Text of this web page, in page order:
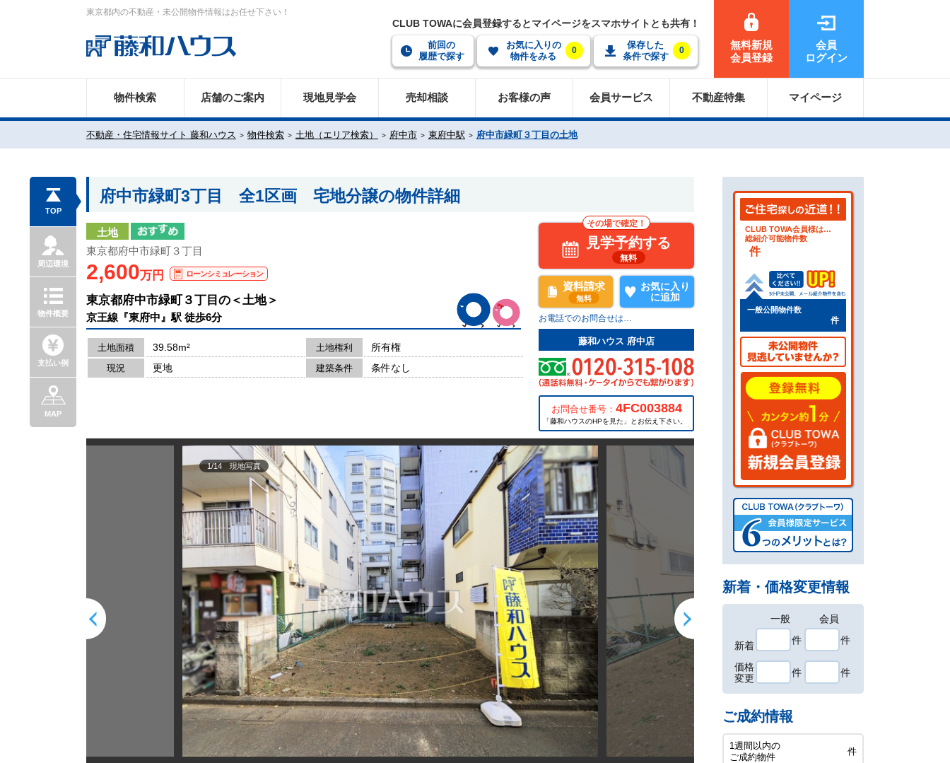
東京都内の不動産・未公開物件情報はお任せ下さい！
CLUB TOWAに会員登録するとマイページをスマホサイトとも共有！
前回の
履歴で探す
お気に入りの
物件をみる
0
保存した
条件で探す
0
無料新規
会員登録
会員
ログイン
物件検索 店舗のご案内 現地見学会 売却相談 お客様の声 会員サービス 不動産特集 マイページ
不動産・住宅情報サイト 藤和ハウス 物件検索 土地（エリア検索） 府中市 東府中駅 府中市緑町３丁目の土地
府中市緑町3丁目 全1区画 宅地分譲の物件詳細
土地
東京都府中市緑町３丁目
2,600万円 ローンシミュレーション
東京都府中市緑町３丁目の＜土地＞
京王線『東府中』駅 徒歩6分
土地面積 39.58m² 土地権利 所有権
現況 更地 建築条件 条件なし
その場で確定！
見学予約する
無料
資料請求
無料
お気に入り
に追加
お電話でのお問合せは…
藤和ハウス 府中店
お問合せ番号： 4FC003884
「藤和ハウスのHPを見た」とお伝え下さい。
1/14 現地写真
TOP
周辺環境
物件概要
支払い例
MAP
CLUB TOWA会員様は…
総紹介可能物件数
件
一般公開物件数
件
新着・価格変更情報
一般 会員
新着
件 件
価格
変更
件 件
ご成約情報
1週間以内の
ご成約物件
件